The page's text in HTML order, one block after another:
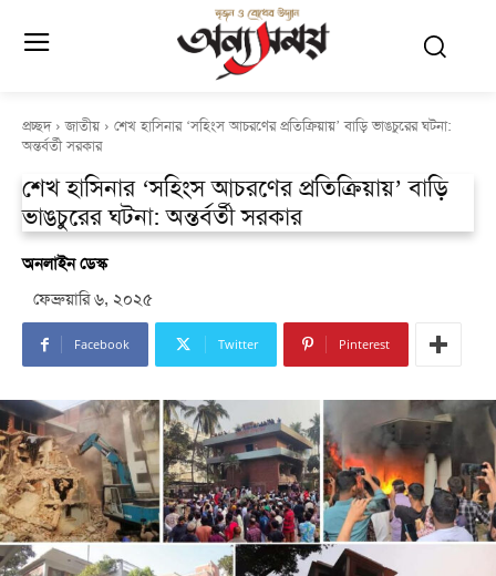
প্রচ্ছদ জাতীয়
শেখ হাসিনার ‘সহিংস আচরণের প্রতিক্রিয়ায়’ বাড়ি ভাঙচুরের ঘটনা:
অন্তর্বর্তী সরকার
শেখ হাসিনার ‘সহিংস আচরণের প্রতিক্রিয়ায়’ বাড়ি
ভাঙচুরের ঘটনা: অন্তর্বর্তী সরকার
অনলাইন ডেস্ক
ফেব্রুয়ারি ৬, ২০২৫
Facebook Twitter Pinterest